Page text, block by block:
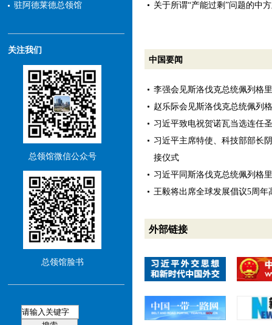
驻阿德莱德总领馆
关注我们
总领馆微信公众号
总领馆脸书
关于所谓“产能过剩”问题的中
中国要闻
李强会见斯洛伐克总统佩列格
赵乐际会见斯洛伐克总统佩列
习近平致电祝贺诺瓦当选连任
习近平主席特使、科技部部长
接仪式
习近平同斯洛伐克总统佩列格
王毅将出席全球发展倡议5周年
外部链接